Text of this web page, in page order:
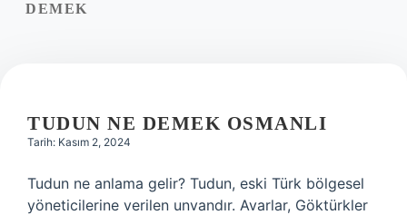
DEMEK
TUDUN NE DEMEK OSMANLI
Tarih: Kasım 2, 2024
Tudun ne anlama gelir? Tudun, eski Türk bölgesel
yöneticilerine verilen unvandır. Avarlar, Göktürkler